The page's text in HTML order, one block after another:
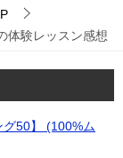
体験レッスン感想
50】 (100%ム